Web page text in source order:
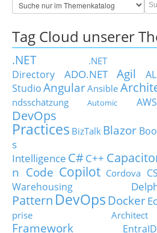
Tag Cloud unserer
.NET .NET
Directory
ADO.NET Agil
StudioAngularAnsible
ndsschätzung
Automic AWS
DevOps
Practices BizTalk Blazor
s
Intelligence C#C++
n Code Copilot Cordova
Warehousing
Pattern DevOps Docker
prise Architect
Framework
EntraID